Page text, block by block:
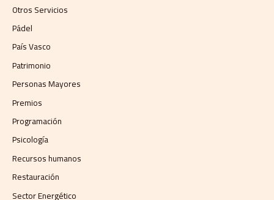
Otros Servicios
Pádel
País Vasco
Patrimonio
Personas Mayores
Premios
Programación
Psicología
Recursos humanos
Restauración
Sector Energético